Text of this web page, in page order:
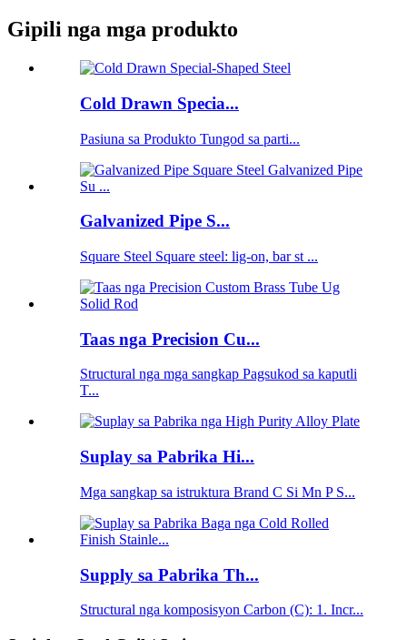
Gipili nga mga produkto
Cold Drawn Specia...
Pasiuna sa Produkto Tungod sa parti...
Galvanized Pipe S...
Square Steel Square steel: lig-on, bar st ...
Taas nga Precision Cu...
Structural nga mga sangkap Pagsukod sa kaputli
T...
Suplay sa Pabrika Hi...
Mga sangkap sa istruktura Brand C Si Mn P S...
Supply sa Pabrika Th...
Structural nga komposisyon Carbon (C): 1. Incr...